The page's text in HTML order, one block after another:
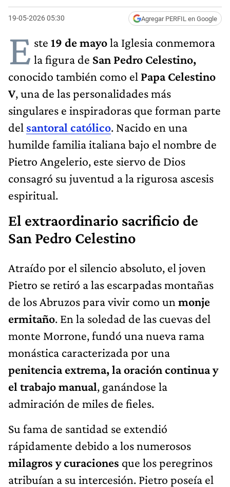
19-05-2026 05:30 Agregar PERFIL en Google
E ste 19 de mayola Iglesia conmemora
la figura de San Pedro Celestino,
conocido también como el Papa Celestino
V, una de las personalidades más
singulares e inspiradoras que forman parte
del santoral católico. Nacido en una
humilde familia italiana bajo el nombre de
Pietro Angelerio, este siervo de Dios
consagró su juventud a la rigurosa ascesis
espiritual.
El extraordinario sacrificio de
San Pedro Celestino
Atraído por el silencio absoluto, el joven
Pietro se retiró a las escarpadas montañas
de los Abruzos para vivir como un monje
ermitaño. En la soledad de las cuevas del
monte Morrone, fundó una nueva rama
monástica caracterizada por una
penitencia extrema, la oración continua y
el trabajo manual, ganándose la
admiración de miles de fieles.
Su fama de santidad se extendió
rápidamente debido a los numerosos
milagros y curaciones que los peregrinos
atribuían a su intercesión. Pietro poseía el